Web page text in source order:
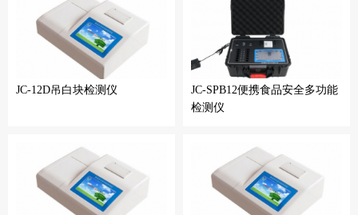
JC-12D吊白块检测仪
JC-SPB12便携食品安全多功能
检测仪